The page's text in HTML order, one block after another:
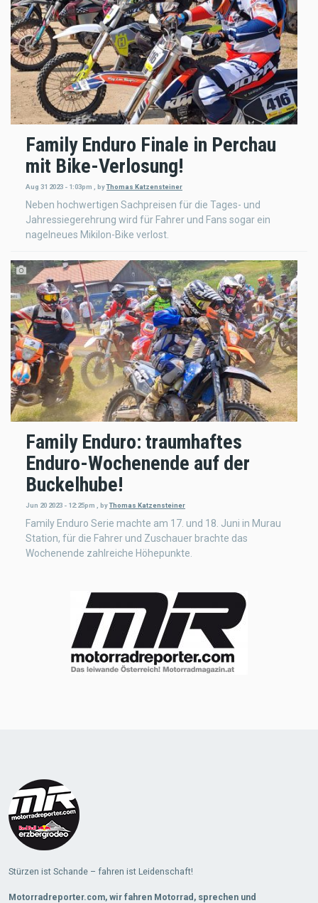
Family Enduro Finale in Perchau
mit Bike-Verlosung!
Aug 31 2023 - 1:03pm byThomas Katzensteiner
Neben hochwertigen Sachpreisen für die Tages- und
Jahressiegerehrung wird für Fahrer und Fans sogar ein
nagelneues Mikilon-Bike verlost.
Family Enduro: traumhaftes
Enduro-Wochenende auf der
Buckelhube!
Jun 20 2023 - 12:25pm byThomas Katzensteiner
Family Enduro Serie machte am 17. und 18. Juni in Murau
Station, für die Fahrer und Zuschauer brachte das
Wochenende zahlreiche Höhepunkte.
Stürzen ist Schande – fahren ist Leidenschaft!
Motorradreporter.com, wir fahren Motorrad, sprechen und